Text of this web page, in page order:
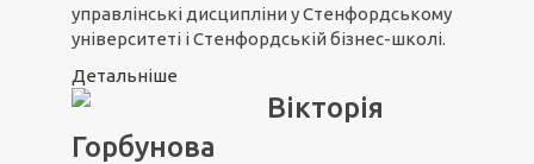
управлінські дисципліни у Стенфордському
університеті і Стенфордській бізнес-школі.
Детальніше
Вікторія
Горбунова